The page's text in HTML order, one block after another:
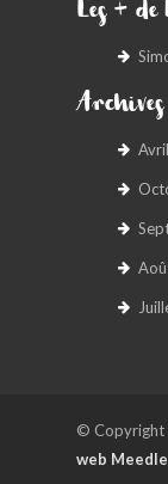
Les + de
Archives
© Copyright
web Meedle